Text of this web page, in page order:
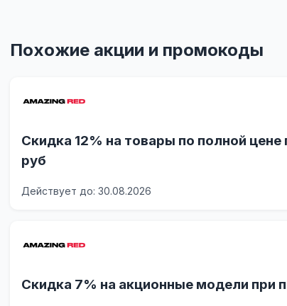
Похожие акции и промокоды
Скидка 12% на товары по полной цене
руб
Действует до: 30.08.2026
Скидка 7% на акционные модели при